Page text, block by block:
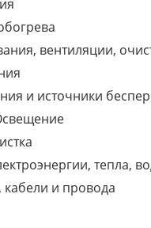
вентиляции,
и источники
тепла,
и провода